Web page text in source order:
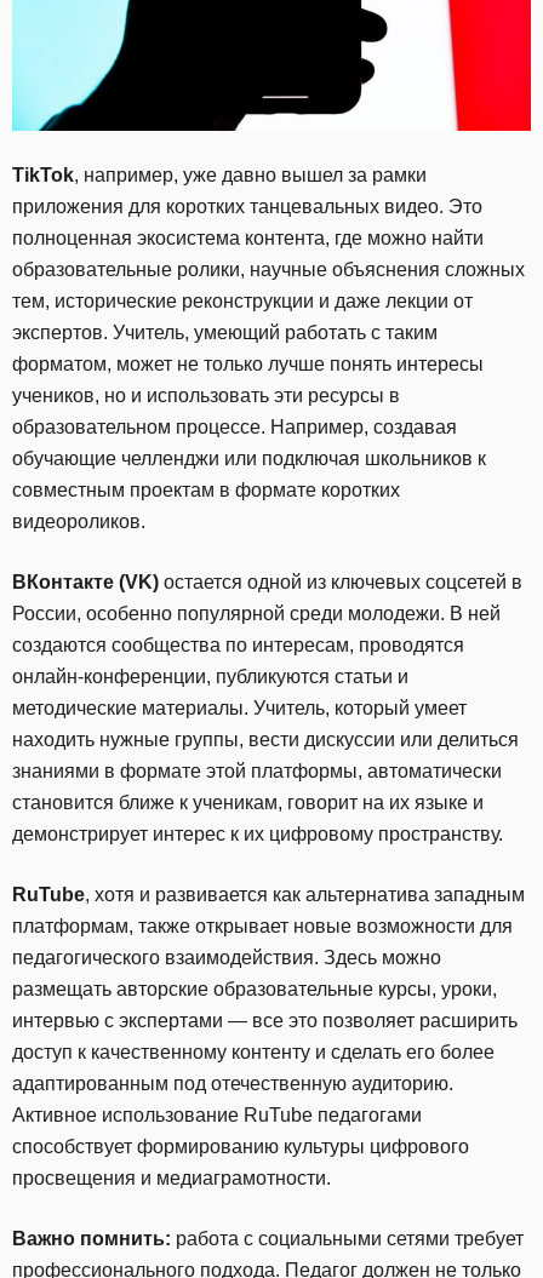
TikTok, например, уже давно вышел за рамки
приложения для коротких танцевальных видео. Это
полноценная экосистема контента, где можно найти
образовательные ролики, научные объяснения сложных
тем, исторические реконструкции и даже лекции от
экспертов. Учитель, умеющий работать с таким
форматом, может не только лучше понять интересы
учеников, но и использовать эти ресурсы в
образовательном процессе. Например, создавая
обучающие челленджи или подключая школьников к
совместным проектам в формате коротких
видеороликов.
ВКонтакте (VK) остается одной из ключевых соцсетей в
России, особенно популярной среди молодежи. В ней
создаются сообщества по интересам, проводятся
онлайн-конференции, публикуются статьи и
методические материалы. Учитель, который умеет
находить нужные группы, вести дискуссии или делиться
знаниями в формате этой платформы, автоматически
становится ближе к ученикам, говорит на их языке и
демонстрирует интерес к их цифровому пространству.
RuTube, хотя и развивается как альтернатива западным
платформам, также открывает новые возможности для
педагогического взаимодействия. Здесь можно
размещать авторские образовательные курсы, уроки,
интервью с экспертами — все это позволяет расширить
доступ к качественному контенту и сделать его более
адаптированным под отечественную аудиторию.
Активное использование RuTube педагогами
способствует формированию культуры цифрового
просвещения и медиаграмотности.
Важно помнить: работа с социальными сетями требует
профессионального подхода. Педагог должен не только